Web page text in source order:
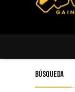
Búsqueda